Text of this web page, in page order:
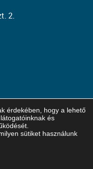
2.
Minden jog fenntartva!
érdekében, hogy a lehető
és
sütiket használunk